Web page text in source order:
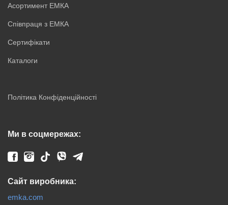
Асортимент ЕМКА
Співпраця з ЕМКА
Сертифікати
Каталоги
Політика Конфіденційності
Ми в соцмережах:
Сайт виробника:
emka.com